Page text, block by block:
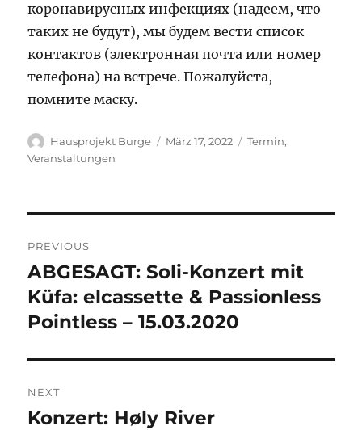
коронавирусных инфекциях (надеем, что
таких не будут), мы будем вести список
контактов (электронная почта или номер
телефона) на встрече. Пожалуйста,
помните маску.
Author
Hausprojekt Burge
Posted
März 17, 2022 Categories
Termin,
Veranstaltungen
navigation
PREVIOUS
Previous
post:
ABGESAGT: Soli-Konzert mit
Küfa: elcassette & Passionless
Pointless – 15.03.2020
NEXT
Next
Konzert: Høly River